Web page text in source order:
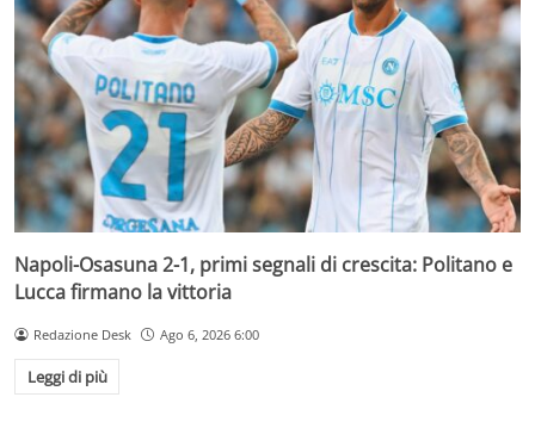
Napoli-Osasuna 2-1, primi segnali di crescita: Politano e
Lucca firmano la vittoria
Redazione Desk Ago 6, 2026 6:00
Leggi di più